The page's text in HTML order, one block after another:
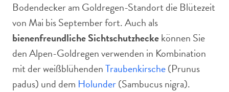
Bodendecker am Goldregen-Standort die Blütezeit
von Mai bis September fort. Auch als
bienenfreundliche Sichtschutzheckekönnen Sie
den Alpen-Goldregen verwenden in Kombination
mit der weißblühendenTraubenkirsche(Prunus
padus) und dem Holunder(Sambucus nigra).